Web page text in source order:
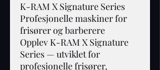
K-RAM X Signature Series
Profesjonelle maskiner for
frisører og barberere
Opplev K-RAM X Signature
Series — utviklet for
profesjonelle frisører,